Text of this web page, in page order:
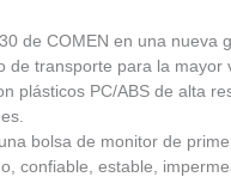
de COMEN en una nueva
de transporte para la
plásticos PC/ABS de alta
bolsa de monitor de
confiable, estable,